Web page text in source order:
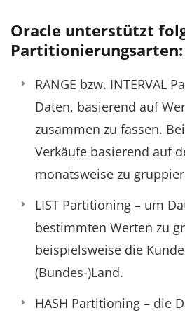
Oracle unterstützt
Partitionierungsarten:
RANGE bzw. INTERVAL
Daten, basierend auf
zusammen zu fassen.
Verkäufe basierend auf
monatsweise zu
LIST Partitioning – um
bestimmten Werten zu
beispielsweise die
(Bundes-)Land.
HASH Partitioning – die